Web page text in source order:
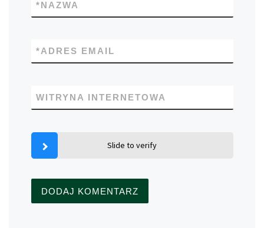
NAZWA
*
ADRES EMAIL
*
WITRYNA INTERNETOWA
Slide to verify